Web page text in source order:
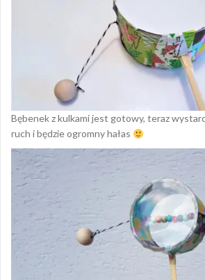
Bębenek z kulkami jest gotowy, teraz
ruch i będzie ogromny hałas